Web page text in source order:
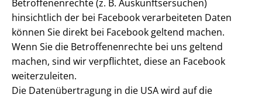
Betroffenenrechte (z. B. Auskunftsersuchen)
hinsichtlich der bei Facebook verarbeiteten Daten
können Sie direkt bei Facebook geltend machen.
Wenn Sie die Betroffenenrechte bei uns geltend
machen, sind wir verpflichtet, diese an Facebook
weiterzuleiten.
Die Datenübertragung in die USA wird auf die